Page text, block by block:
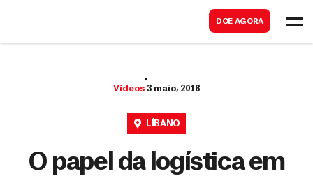
DOE AGORA
Vídeos 3 maio, 2018
LÍBANO
O papel da logística em
a
r